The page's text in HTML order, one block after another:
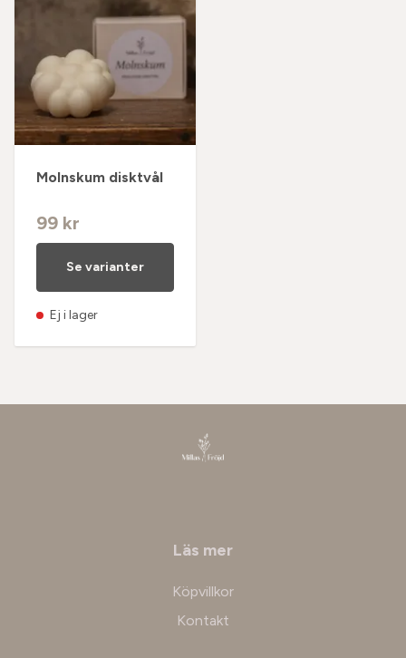
Molnskum disktvål
99 kr
Se varianter
Ej i lager
Läs mer
Köpvillkor
Kontakt